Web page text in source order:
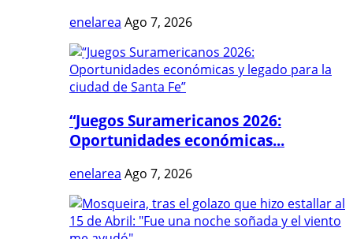
enelarea Ago 7, 2026
“Juegos Suramericanos 2026:
Oportunidades económicas...
enelarea Ago 7, 2026